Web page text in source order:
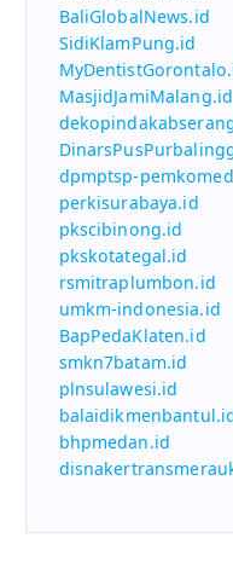
BaliGlobalNews.id
SidiKlamPung.id
MasjidJamiMalang.id
dpmptsp-
perkisurabaya.id
pkscibinong.id
pkskotategal.id
rsmitraplumbon.id
umkm-indonesia.id
BapPedaKlaten.id
smkn7batam.id
plnsulawesi.id
bhpmedan.id